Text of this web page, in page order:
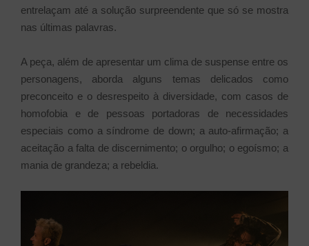
entrelaçam até a solução surpreendente que só se mostra
nas últimas palavras.
A peça, além de apresentar um clima de suspense entre os
personagens, aborda alguns temas delicados como
preconceito e o desrespeito à diversidade, com casos de
homofobia e de pessoas portadoras de necessidades
especiais como a síndrome de down; a auto-afirmação; a
aceitação a falta de discernimento; o orgulho; o egoísmo; a
mania de grandeza; a rebeldia.